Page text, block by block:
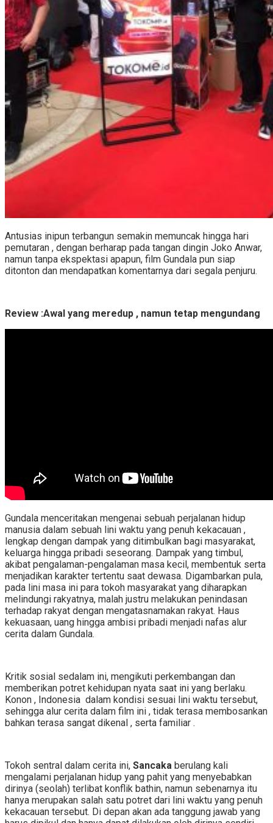
Antusias inipun terbangun semakin memuncak hingga hari
pemutaran , dengan berharap pada tangan dingin Joko Anwar,
namun tanpa ekspektasi apapun, film Gundala pun siap
ditonton dan mendapatkan komentarnya dari segala penjuru.
Review :Awal yang meredup , namun tetap mengundang
Gundala menceritakan mengenai sebuah perjalanan hidup
manusia dalam sebuah lini waktu yang penuh kekacauan ,
lengkap dengan dampak yang ditimbulkan bagi masyarakat,
keluarga hingga pribadi seseorang. Dampak yang timbul,
akibat pengalaman-pengalaman masa kecil, membentuk serta
menjadikan karakter tertentu saat dewasa. Digambarkan pula,
pada lini masa ini para tokoh masyarakat yang diharapkan
melindungi rakyatnya, malah justru melakukan penindasan
terhadap rakyat dengan mengatasnamakan rakyat. Haus
kekuasaan, uang hingga ambisi pribadi menjadi nafas alur
cerita dalam Gundala.
Kritik sosial sedalam ini, mengikuti perkembangan dan
memberikan potret kehidupan nyata saat ini yang berlaku.
Konon , Indonesia dalam kondisi sesuai lini waktu tersebut,
sehingga alur cerita dalam film ini , tidak terasa membosankan
bahkan terasa sangat dikenal , serta familiar .
Tokoh sentral dalam cerita ini, Sancaka berulang kali
mengalami perjalanan hidup yang pahit yang menyebabkan
dirinya (seolah) terlibat konflik bathin, namun sebenarnya itu
hanya merupakan salah satu potret dari lini waktu yang penuh
kekacauan tersebut. Di depan akan ada tanggung jawab yang